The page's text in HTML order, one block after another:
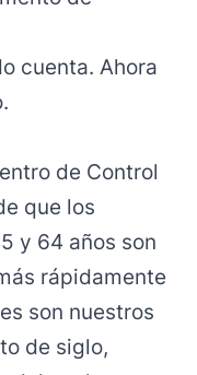
cuenta. Ahora
de Control
que los
y 64 años son
rápidamente
son nuestros
de siglo,